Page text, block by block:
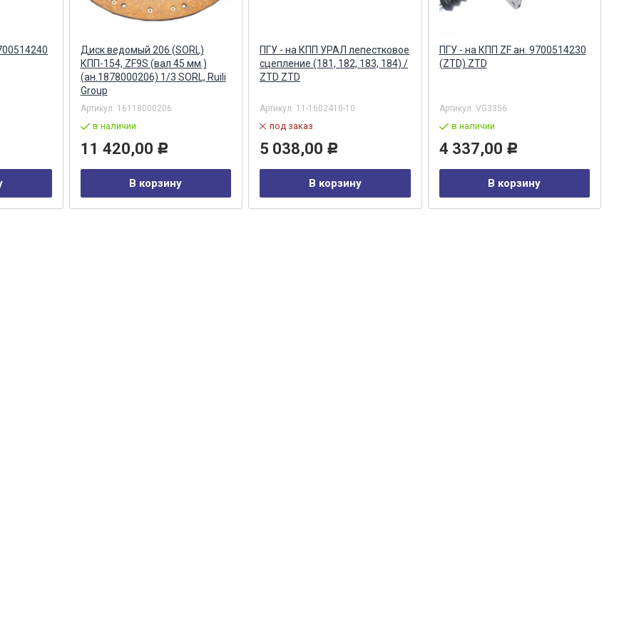
Диск ведомый 206 (SORL)
КПП-154, ZF9S (вал 45 мм.)
(ан.1878000206) 1/3 SORL, Ruili
Group
Артикул: 16118000206
в наличии
11 420,00 Р
В корзину
ПГУ - на КПП УРАЛ лепестковое
сцепление (181, 182, 183, 184) /
ZTD ZTD
Артикул: 11-1602410-10
под заказ
5 038,00 Р
В корзину
ПГУ - на КПП ZF ан. 9700514230
(ZTD) ZTD
Артикул: VG3356
в наличии
4 337,00 Р
В корзину